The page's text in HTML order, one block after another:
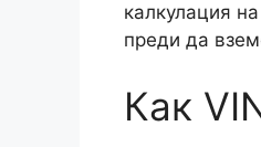
калкулация
преди да
Как